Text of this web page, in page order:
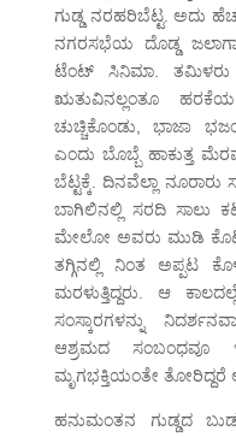
ಗುಡ್ಡ ನರಹರಿಬೆಟ್ಟ. ಅದು
ನಗರಸಭೆಯ ದೊಡ್ಡ
ಟೆಂಟ್ ಸಿನಿಮಾ. ತಮಿಳರು
ಋತುವಿನಲ್ಲಂತೂ
ಚುಚ್ಚಿಕೊಂಡು, ಭಾಜಾ
ಎಂದು ಬೊಬ್ಬೆ ಹಾಕುತ್ತ
ಬೆಟ್ಟಕ್ಕೆ. ದಿನವೆಲ್ಲಾ
ಬಾಗಿಲಿನಲ್ಲಿ ಸರದಿ ಸಾಲು
ಮೇಲೋ ಅವರು ಮುಡಿ
ತಗ್ಗಿನಲ್ಲಿ ನಿಂತ ಅಪ್ಪಟ
ಮರಳುತ್ತಿದ್ದರು. ಆ
ಸಂಸ್ಕಾರಗಳನ್ನು
ಆಶ್ರಮದ ಸಂಬಂಧವೂ
ಮೃಗಭಕ್ತಿಯಂತೇ ತೋರಿದ್ದರೆ
ಹನುಮಂತನ ಗುಡ್ಡದ